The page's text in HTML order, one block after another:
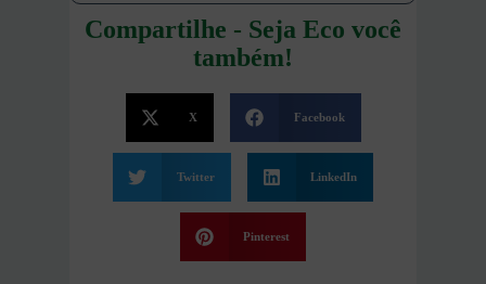
Compartilhe - Seja Eco você
também!
X Facebook
Twitter LinkedIn
Pinterest